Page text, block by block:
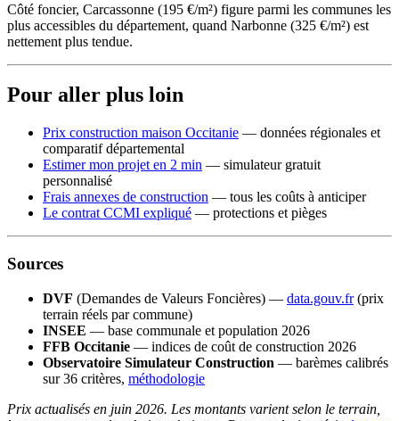
Côté foncier, Carcassonne (195 €/m²) figure parmi les communes les
plus accessibles du département, quand Narbonne (325 €/m²) est
nettement plus tendue.
Pour aller plus loin
Prix construction maison Occitanie — données régionales et
comparatif départemental
Estimer mon projet en 2 min — simulateur gratuit
personnalisé
Frais annexes de construction — tous les coûts à anticiper
Le contrat CCMI expliqué — protections et pièges
Sources
DVF (Demandes de Valeurs Foncières) — data.gouv.fr(prix
terrain réels par commune)
INSEE — base communale et population 2026
FFB Occitanie — indices de coût de construction 2026
Observatoire Simulateur Construction — barèmes calibrés
sur 36 critères, méthodologie
Prix actualisés en juin 2026. Les montants varient selon le terrain,